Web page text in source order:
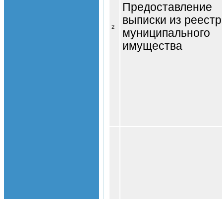
2
Предоставление
выписки из
муниципального
имущества